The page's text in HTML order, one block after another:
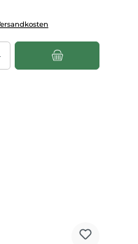
Preis:
Wert ein oder benutze die